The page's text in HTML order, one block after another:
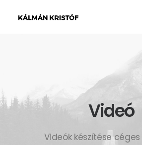
Videó
Videók készítése